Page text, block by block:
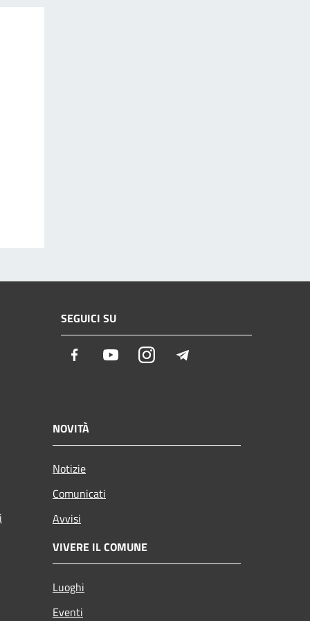
SEGUICI SU
Facebook YoutubeInstagram
NOVITÀ
Notizie
Comunicati
Avvisi
VIVERE IL COMUNE
Luoghi
Eventi